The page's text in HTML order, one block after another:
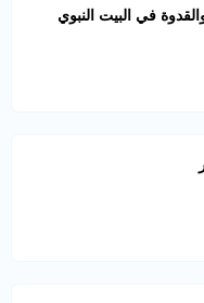
والقدوة في البيت النبوي